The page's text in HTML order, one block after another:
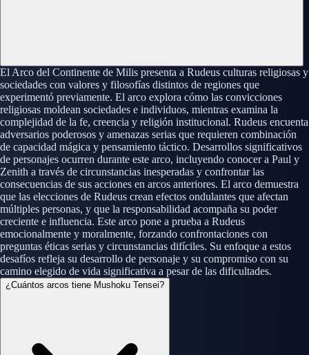
El Arco del Continente de Milis presenta a Rudeus culturas religiosas y
sociedades con valores y filosofías distintos de regiones que
experimentó previamente. El arco explora cómo las convicciones
religiosas moldean sociedades e individuos, mientras examina la
complejidad de la fe, creencia y religión institucional. Rudeus encuenta
adversarios poderosos y amenazas serias que requieren combinación
de capacidad mágica y pensamiento táctico. Desarrollos significativos
de personajes ocurren durante este arco, incluyendo conocer a Paul y
Zenith a través de circunstancias inesperadas y confrontar las
consecuencias de sus acciones en arcos anteriores. El arco demuestra
que las elecciones de Rudeus crean efectos ondulantes que afectan
múltiples personas, y que la responsabilidad acompaña su poder
creciente e influencia. Este arco pone a prueba a Rudeus
emocionalmente y moralmente, forzando confrontaciones con
preguntas éticas serias y circunstancias difíciles. Su enfoque a estos
desafíos refleja su desarrollo de personaje y su compromiso con su
camino elegido de vida significativa a pesar de las dificultades.
¿Cuántos arcos tiene Mushoku Tensei?